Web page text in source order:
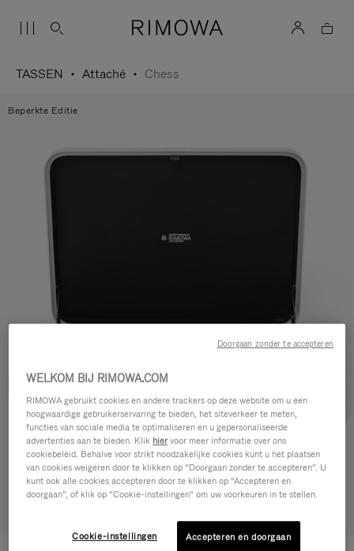
TASSEN Attaché Chess
Beperkte Editie
WELKOM BIJ RIMOWA.COM
RIMOWA gebruikt cookies en andere trackers op deze website om u een
hoogwaardige gebruikerservaring te bieden, het siteverkeer te meten,
functies van sociale media te optimaliseren en u gepersonaliseerde
advertenties aan te bieden. Klik hiervoor meer informatie over ons
cookiebeleid. Behalve voor strikt noodzakelijke cookies kunt u het plaatsen
van cookies weigeren door te klikken op “Doorgaan zonder te accepteren”. U
kunt ook alle cookies accepteren door te klikken op “Accepteren en
doorgaan”, of klik op “Cookie-instellingen” om uw voorkeuren in te stellen.
Cookie-instellingen Accepteren en doorgaan
Doorgaan zonder te accepteren